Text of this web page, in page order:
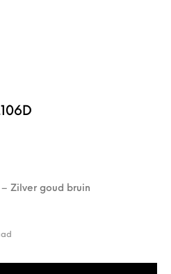
– Zilver goud bruin